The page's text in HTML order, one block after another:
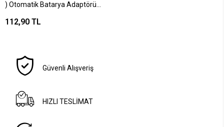
) Otomatik Batarya Adaptörü
112,90 TL
Güvenli Alışveriş
HIZLI TESLİMAT